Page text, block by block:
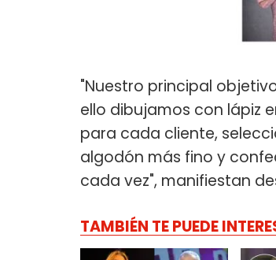
"Nuestro principal
ello dibujamos con lápiz
para cada cliente,
algodón más fino y
cada vez", manifiestan
TAMBIÉN TE PUEDE